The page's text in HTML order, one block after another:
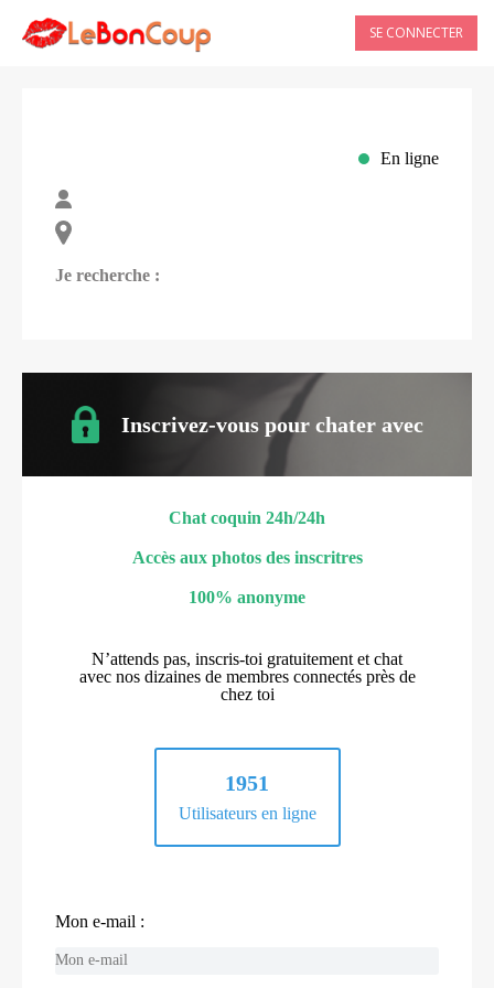
SE CONNECTER
En ligne
Je recherche :
Inscrivez-vous pour chater avec
Chat coquin 24h/24h
Accès aux photos des inscritres
100% anonyme
N’attends pas, inscris-toi gratuitement et chat
avec nos dizaines de membres connectés près de
chez toi
1951
Utilisateurs en ligne
Mon e-mail :